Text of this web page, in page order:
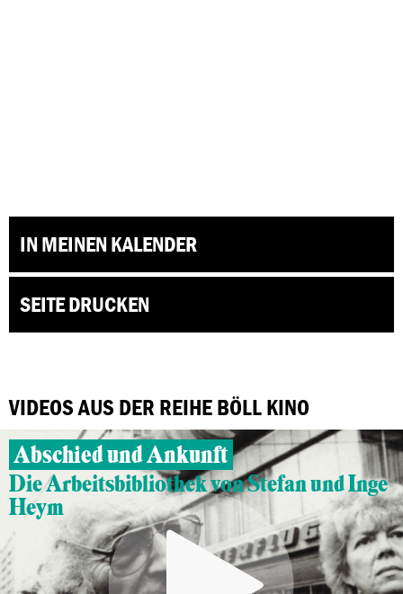
IN MEINEN KALENDER
SEITE DRUCKEN
VIDEOS AUS DER REIHE BÖLL KINO
Abschied und Ankunft
Die Arbeitsbibliothek von Stefan und Inge
Heym